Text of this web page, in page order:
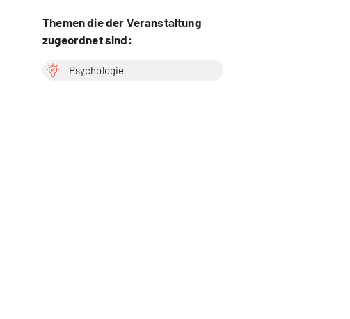
Themen die der Veranstaltung
zugeordnet sind:
Psychologie